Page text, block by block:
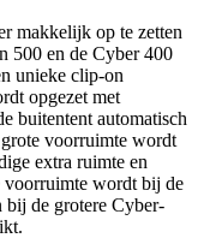
makkelijk op te zetten
500 en de Cyber 400
unieke clip-on
opgezet met
buitentent automatisch
voorruimte wordt
extra ruimte en
voorruimte wordt bij de
bij de grotere Cyber-